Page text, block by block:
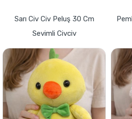
Sarı Civ Civ Peluş 30 Cm
Sevimli Civciv